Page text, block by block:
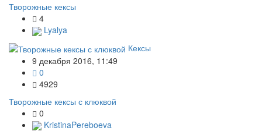
Творожные кексы
4
Lyalya
Кексы
9 декабря 2016, 11:49
0
4929
Творожные кексы с клюквой
0
KristinaPereboeva